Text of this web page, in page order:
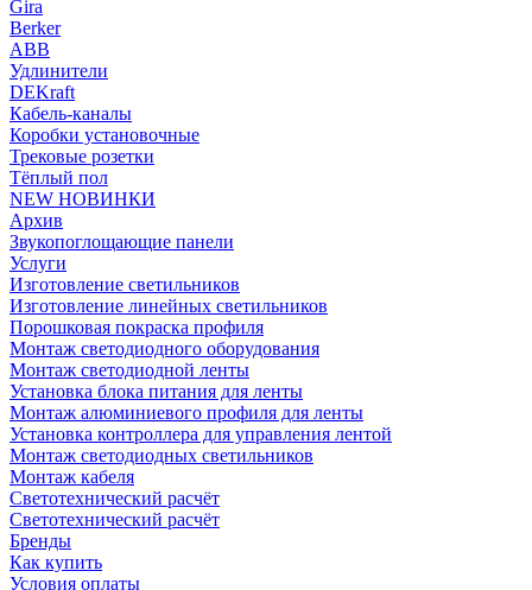
Gira
Berker
ABB
Удлинители
DEKraft
Кабель-каналы
Коробки установочные
Трековые розетки
Тёплый пол
NEW НОВИНКИ
Архив
Звукопоглощающие панели
Услуги
Изготовление светильников
Изготовление линейных светильников
Порошковая покраска профиля
Монтаж светодиодного оборудования
Монтаж светодиодной ленты
Установка блока питания для ленты
Монтаж алюминиевого профиля для ленты
Установка контроллера для управления лентой
Монтаж светодиодных светильников
Монтаж кабеля
Светотехнический расчёт
Светотехнический расчёт
Бренды
Как купить
Условия оплаты